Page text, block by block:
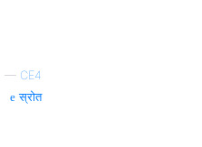
— CE4
स्रोत